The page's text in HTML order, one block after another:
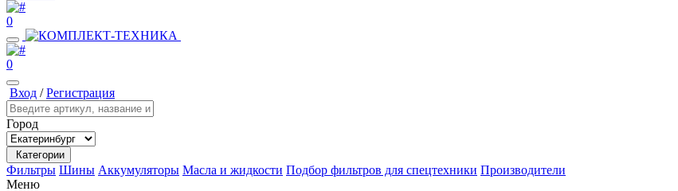
0
0
Вход /Регистрация
Город
Категории
Фильтры Шины Аккумуляторы Масла и жидкости Подбор фильтров для спецтехники Производители
Меню